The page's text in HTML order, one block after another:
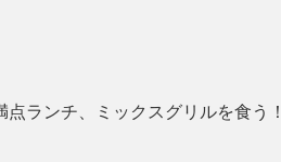
ランチ、ミックスグリルを食う！